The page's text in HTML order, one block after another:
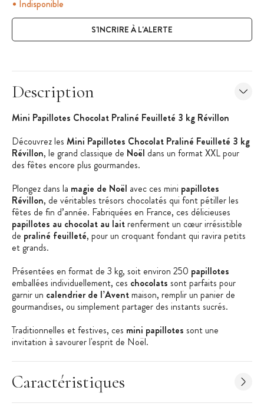
Indisponible
S'INCRIRE À L'ALERTE
Description
Mini Papillotes Chocolat Praliné Feuilleté 3 kg Révillon
Découvrez les Mini Papillotes Chocolat Praliné Feuilleté 3 kg
Révillon, le grand classique de Noël dans un format XXL pour
des fêtes encore plus gourmandes.
Plongez dans la magie de Noël avec ces mini papillotes
Révillon, de véritables trésors chocolatés qui font pétiller les
fêtes de fin d’année. Fabriquées en France, ces délicieuses
papillotes au chocolat au laitrenferment un cœur irrésistible
de praliné feuilleté, pour un croquant fondant qui ravira petits
et grands.
Présentées en format de 3 kg, soit environ 250 papillotes
emballées individuellement, ces chocolats sont parfaits pour
garnir un calendrier de l’Aventmaison, remplir un panier de
gourmandises, ou simplement partager des instants sucrés.
Traditionnelles et festives, ces mini papillotes sont une
invitation à savourer l'esprit de Noël.
Les + produit :
Grand format
Chocolat traditionnel de Noël
Caractéristiques